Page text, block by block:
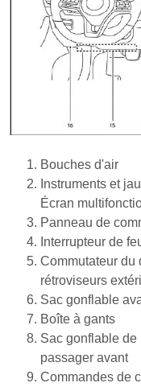
Bouches d'air
Instruments et
Écran
Panneau de
Interrupteur de
Commutateur du
rétroviseurs
Sac gonflable
Boîte à gants
Sac gonflable de
passager avant
Commandes de